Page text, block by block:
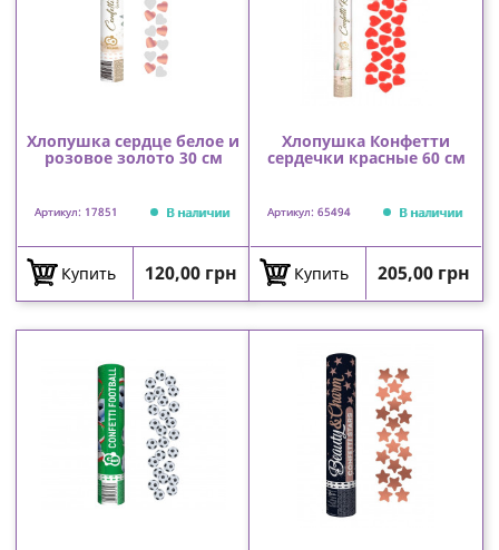
Хлопушка сердце белое и
розовое золото 30 см
Артикул: 17851 В наличии
Купить Цена
120,00 грн
Хлопушка Конфетти
сердечки красные 60 см
Артикул: 65494 В наличии
Купить Цена
205,00 грн